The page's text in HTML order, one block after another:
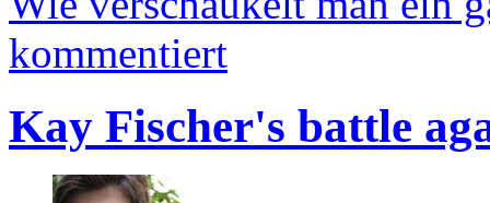
kommentiert
Kay Fischer's battle